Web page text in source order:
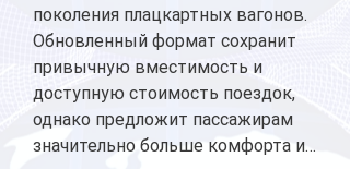
поколения плацкартных вагонов.
Обновленный формат сохранит
привычную вместимость и
доступную стоимость поездок,
однако предложит пассажирам
значительно больше комфорта и